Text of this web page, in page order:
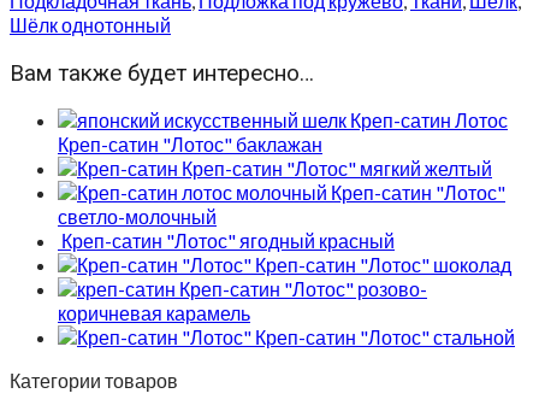
Шёлк однотонный
Вам также будет интересно…
Креп-сатин "Лотос" баклажан
Креп-сатин "Лотос" мягкий желтый
Креп-сатин "Лотос"
светло-молочный
Креп-сатин "Лотос" ягодный красный
Креп-сатин "Лотос" шоколад
Креп-сатин "Лотос" розово-
коричневая карамель
Креп-сатин "Лотос" стальной
Категории товаров